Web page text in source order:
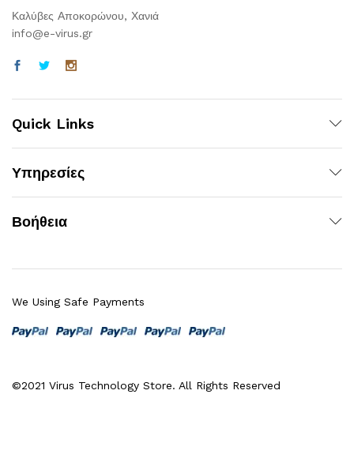
Καλύβες Αποκορώνου, Χανιά
info@e-virus.gr
Quick Links
Υπηρεσίες
Βοήθεια
©2021 Virus Technology Store. All Rights Reserved
We Using Safe Payments